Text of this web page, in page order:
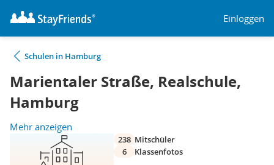
Einloggen
Schulen in Hamburg
Marientaler Straße, Realschule,
Hamburg
Mehr anzeigen
238 Mitschüler
6
Klassenfotos